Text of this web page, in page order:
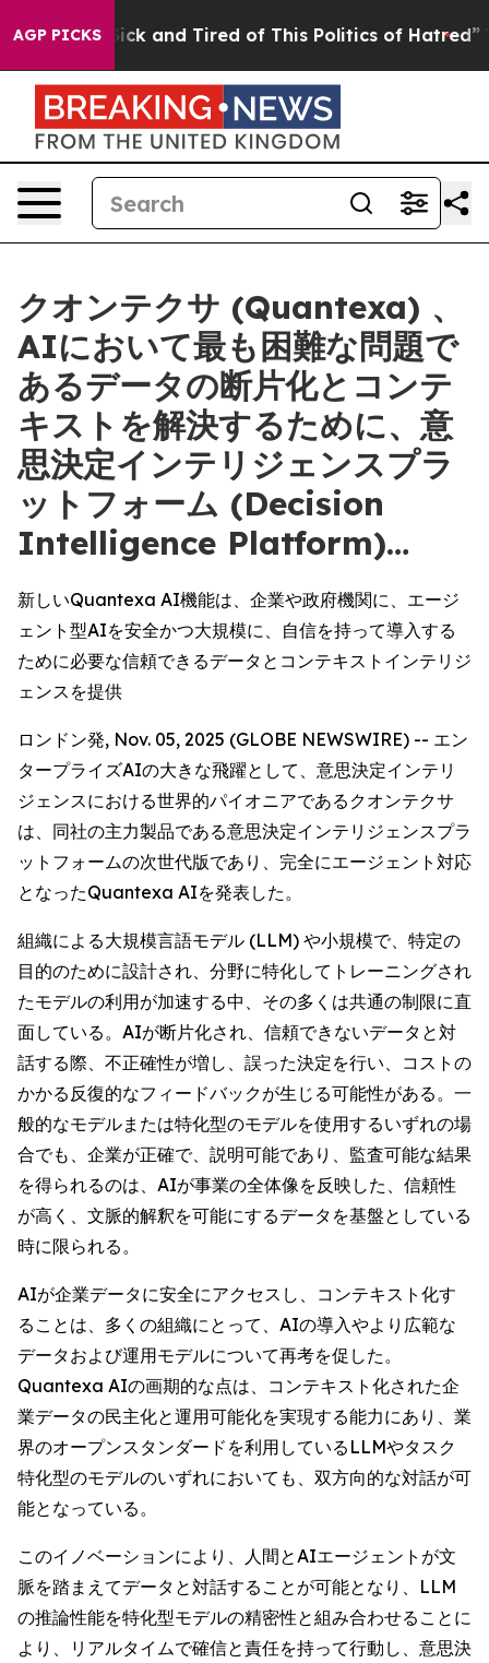
AGP PICKS
Sick and Tired of This Politics of Hatred” The
クオンテクサ (Quantexa) 、
AIにおいて最も困難な問題で
あるデータの断片化とコンテ
キストを解決するために、意
思決定インテリジェンスプラ
ットフォーム (Decision
Intelligence Platform)…
新しいQuantexa AI機能は、企業や政府機関に、エージ
ェント型AIを安全かつ大規模に、自信を持って導入する
ために必要な信頼できるデータとコンテキストインテリジ
ェンスを提供
ロンドン発, Nov. 05, 2025 (GLOBE NEWSWIRE) -- エン
タープライズAIの大きな飛躍として、意思決定インテリ
ジェンスにおける世界的パイオニアであるクオンテクサ
は、同社の主力製品である意思決定インテリジェンスプラ
ットフォームの次世代版であり、完全にエージェント対応
となったQuantexa AIを発表した。
組織による大規模言語モデル (LLM) や小規模で、特定の
目的のために設計され、分野に特化してトレーニングされ
たモデルの利用が加速する中、その多くは共通の制限に直
面している。AIが断片化され、信頼できないデータと対
話する際、不正確性が増し、誤った決定を行い、コストの
かかる反復的なフィードバックが生じる可能性がある。一
般的なモデルまたは特化型のモデルを使用するいずれの場
合でも、企業が正確で、説明可能であり、監査可能な結果
を得られるのは、AIが事業の全体像を反映した、信頼性
が高く、文脈的解釈を可能にするデータを基盤としている
時に限られる。
AIが企業データに安全にアクセスし、コンテキスト化す
ることは、多くの組織にとって、AIの導入やより広範な
データおよび運用モデルについて再考を促した。
Quantexa AIの画期的な点は、コンテキスト化された企
業データの民主化と運用可能化を実現する能力にあり、業
界のオープンスタンダードを利用しているLLMやタスク
特化型のモデルのいずれにおいても、双方向的な対話が可
能となっている。
このイノベーションにより、人間とAIエージェントが文
脈を踏まえてデータと対話することが可能となり、LLM
の推論性能を特化型モデルの精密性と組み合わせることに
より、リアルタイムで確信と責任を持って行動し、意思決